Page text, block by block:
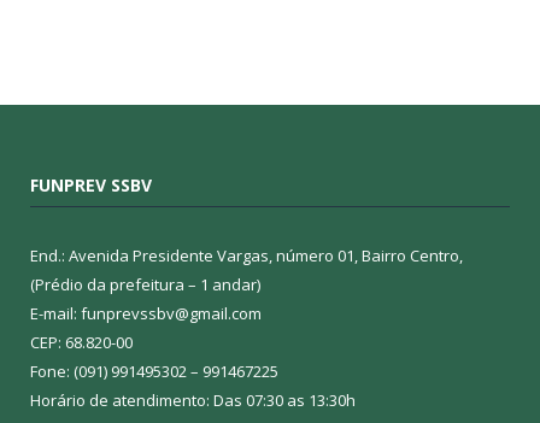
FUNPREV SSBV
End.: Avenida Presidente Vargas, número 01, Bairro Centro,
(Prédio da prefeitura – 1 andar)
E-mail: funprevssbv@gmail.com
CEP: 68.820-00
Fone: (091) 991495302 – 991467225
Horário de atendimento: Das 07:30 as 13:30h